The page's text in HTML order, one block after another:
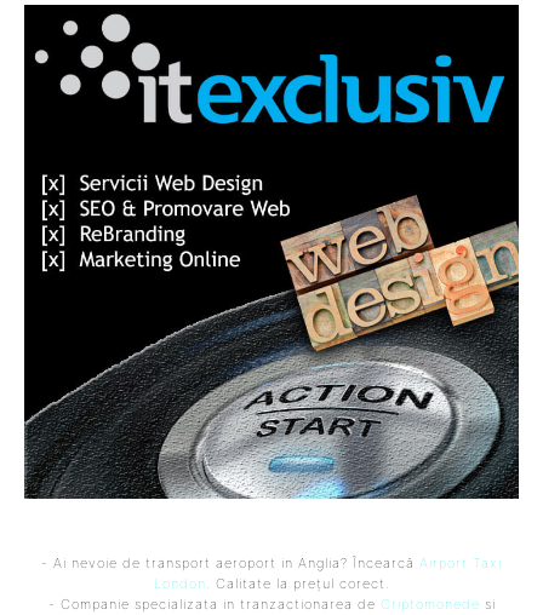
- Ai nevoie de transport aeroport in Anglia? Încearcă Airport Taxi
London. Calitate la prețul corect.
- Companie specializata in tranzactionarea de Criptomonede si